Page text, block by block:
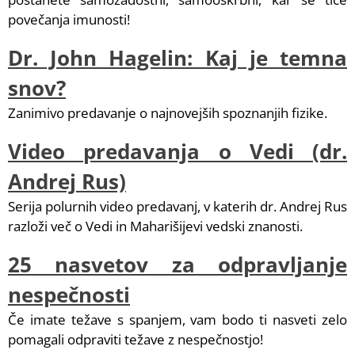
povečanja imunosti!
Dr. John Hagelin: Kaj je temna
snov?
Zanimivo predavanje o najnovejših spoznanjih fizike.
Video predavanja o Vedi (dr.
Andrej Rus)
Serija polurnih video predavanj, v katerih dr. Andrej Rus
razloži več o Vedi in Maharišijevi vedski znanosti.
25 nasvetov za odpravljanje
nespečnosti
Če imate težave s spanjem, vam bodo ti nasveti zelo
pomagali odpraviti težave z nespečnostjo!